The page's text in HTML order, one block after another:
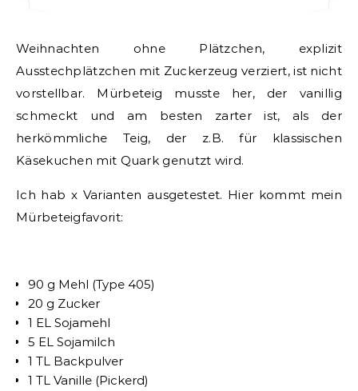
Weihnachten ohne Plätzchen, explizit
Ausstechplätzchen mit Zuckerzeug verziert, ist nicht
vorstellbar. Mürbeteig musste her, der vanillig
schmeckt und am besten zarter ist, als der
herkömmliche Teig, der z.B. für klassischen
Käsekuchen mit Quark genutzt wird.
Ich hab x Varianten ausgetestet. Hier kommt mein
Mürbeteigfavorit:
90 g Mehl (Type 405)
20 g Zucker
1 EL Sojamehl
5 EL Sojamilch
1 TL Backpulver
1 TL Vanille (Pickerd)